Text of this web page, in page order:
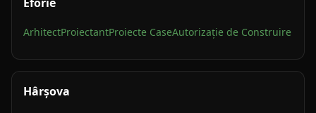
ArhitectProiectantProiecte CaseAutorizație de Construire
Hârșova